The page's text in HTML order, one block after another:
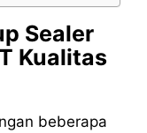
Sealer
Kualitas
beberapa